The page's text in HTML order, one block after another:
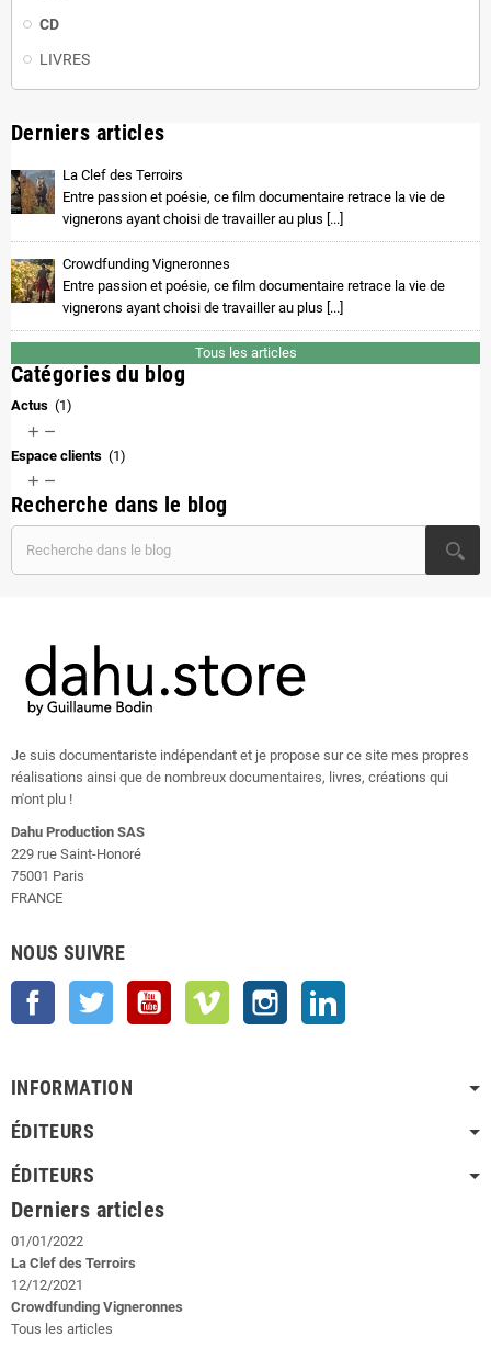
CD
LIVRES
Derniers articles
La Clef des Terroirs
Entre passion et poésie, ce film documentaire retrace la vie de
vignerons ayant choisi de travailler au plus [...]
Crowdfunding Vigneronnes
Entre passion et poésie, ce film documentaire retrace la vie de
vignerons ayant choisi de travailler au plus [...]
Tous les articles
Catégories du blog
Actus (1)
 
Espace clients (1)
 
Recherche dans le blog
Je suis documentariste indépendant et je propose sur ce site mes propres
réalisations ainsi que de nombreux documentaires, livres, créations qui
m'ont plu !
Dahu Production SAS
229 rue Saint-Honoré
75001 Paris
FRANCE
NOUS SUIVRE
Facebook Twitter YouTube Vimeo Instagram
INFORMATION
ÉDITEURS
ÉDITEURS
Derniers articles
01/01/2022
La Clef des Terroirs
12/12/2021
Crowdfunding Vigneronnes
Tous les articles